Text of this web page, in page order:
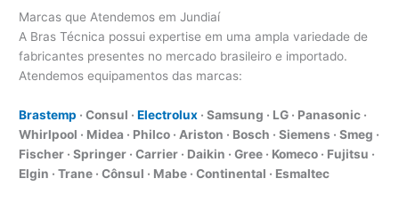
Marcas que Atendemos em Jundiaí
A Bras Técnica possui expertise em uma ampla variedade de
fabricantes presentes no mercado brasileiro e importado.
Atendemos equipamentos das marcas:
Brastemp · Consul ·Electrolux · Samsung · LG · Panasonic ·
Whirlpool · Midea · Philco · Ariston · Bosch · Siemens · Smeg ·
Fischer · Springer · Carrier · Daikin · Gree · Komeco · Fujitsu ·
Elgin · Trane · Cônsul · Mabe · Continental · Esmaltec